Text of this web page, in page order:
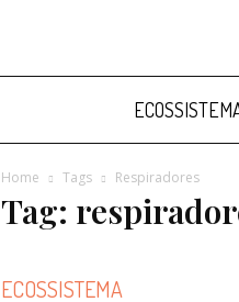
Home Tags Respiradores
Tag:
ECOSSISTEMA